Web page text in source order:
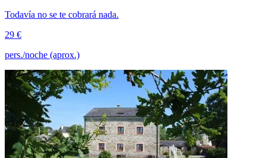
Todavía no se te cobrará nada.
29 €
pers./noche (aprox.)